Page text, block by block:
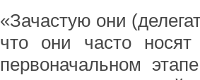
«Зачастую они
что они часто
первоначальном